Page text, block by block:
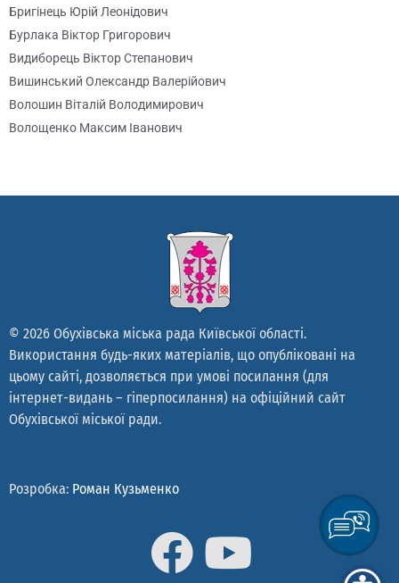
Бригінець Юрій Леонідович
Бурлака Віктор Григорович
Видиборець Віктор Степанович
Вишинський Олександр Валерійович
Волошин Віталій Володимирович
Волощенко Максим Іванович
Галба Павло Володимирович
Гладирь Олександр Леонідович
Гноянченко Віталій Олександрович
Гончар Анатолій Васильович
Гончарук Борис Миколайович
Горбаха Юрій Володимирович
Гордієнко Олександр Михайлович
Грибаков Сергій Володимирович
Гуламов Абдулкарім Курбаналійович
Гуменюк Віталій Вікторович
© 2026 Обухівська міська рада Київської області.
Використання будь-яких матеріалів, що опубліковані на
цьому сайті, дозволяється при умові посилання (для
інтернет-видань – гіперпосилання) на офіційний сайт
Обухівської міської ради.
Розробка: Роман Кузьменко